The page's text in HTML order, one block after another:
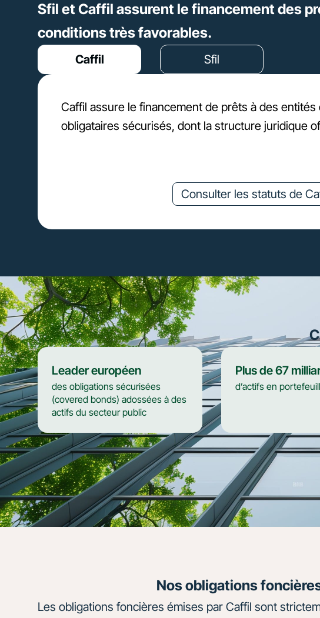
Sfil et Caffil assurent le financement des
conditions très favorables.
Caffil Sfil
Caffil assure le financement de prêts à des
obligataires sécurisés, dont la structure juridique
Consulter les statuts de
Leader européen
des obligations sécurisées
(covered bonds) adossées à des
actifs du secteur public
Plus de67
d’actifs en
Nos obligations
Les obligations foncières émises par Caffil sont